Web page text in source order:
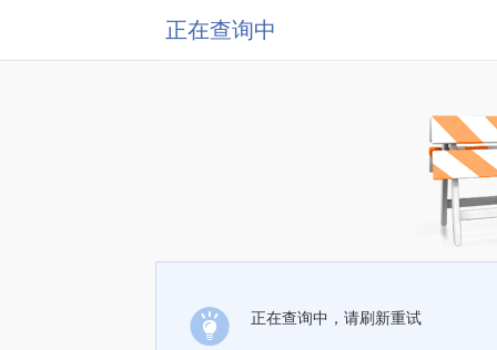
正在查询中
正在查询中，请刷新重试